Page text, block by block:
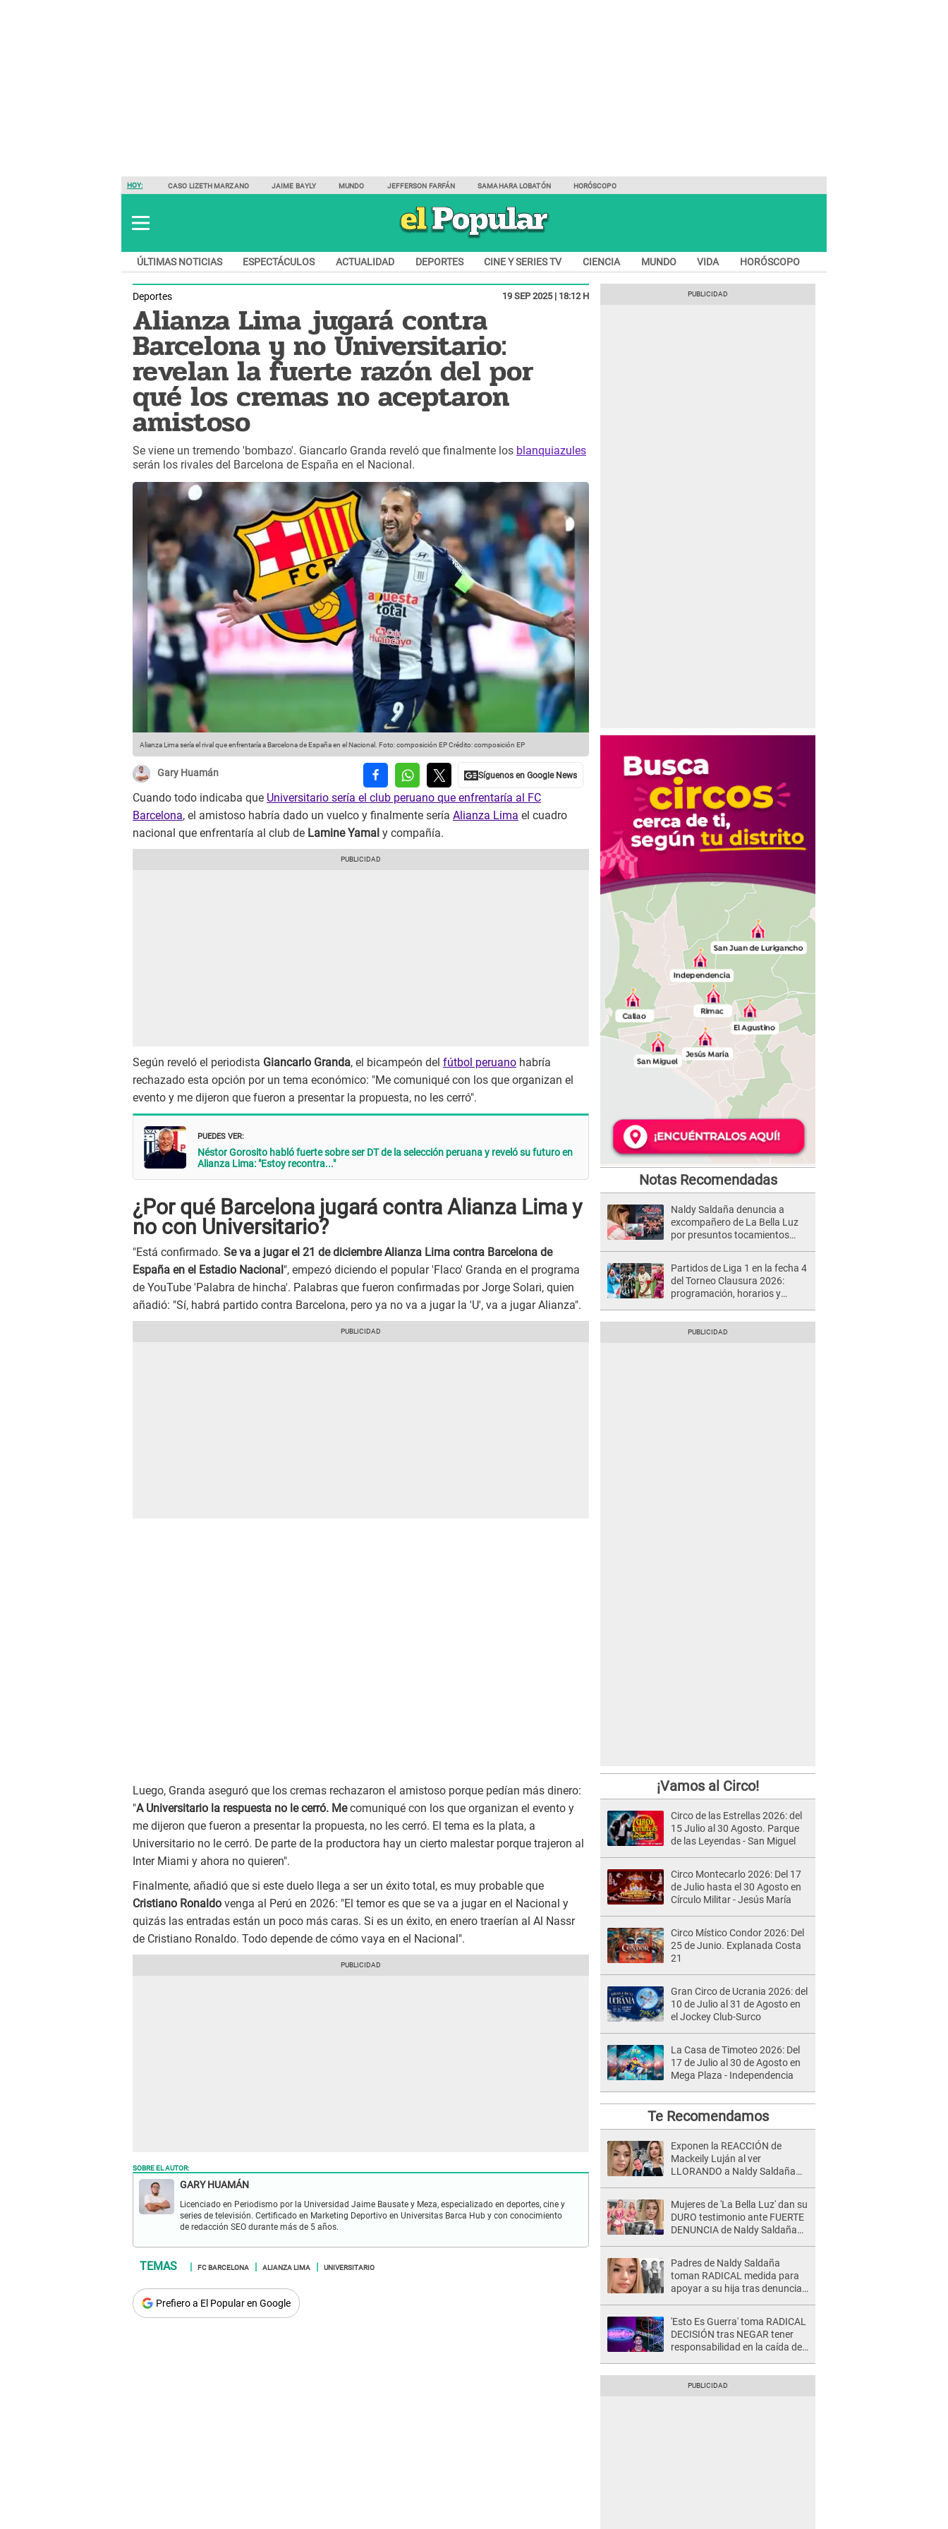
HOY: CASO LIZETH MARZANO JAIME BAYLY MUNDO JEFFERSON FARFÁN SAMAHARA LOBATÓN HORÓSCOPO
ÚLTIMAS NOTICIAS ESPECTÁCULOS ACTUALIDAD DEPORTES CINE Y SERIES TV CIENCIA MUNDO VIDA HORÓSCOPO
Deportes 19 SEP 2025 | 18:12 H
Alianza Lima jugará contra
Barcelona y no Universitario:
revelan la fuerte razón del por
qué los cremas no aceptaron
amistoso
Se viene un tremendo 'bombazo'. Giancarlo Granda reveló que finalmente los blanquiazules
serán los rivales del Barcelona de España en el Nacional.
Alianza Lima sería el rival que enfrentaría a Barcelona de España en el Nacional. Foto: composición EPCrédito: composición EP
Gary Huamán
Cuando todo indicaba que Universitario sería el club peruano que enfrentaría al FC
Barcelona, el amistoso habría dado un vuelco y finalmente sería Alianza Lima el cuadro
nacional que enfrentaría al club de Lamine Yamal y compañía.
Según reveló el periodista Giancarlo Granda, el bicampeón del fútbol peruano habría
rechazado esta opción por un tema económico: "Me comuniqué con los que organizan el
evento y me dijeron que fueron a presentar la propuesta, no les cerró".
PUEDES VER:
Néstor Gorosito habló fuerte sobre ser DT de la selección peruana y reveló su futuro en
Alianza Lima: "Estoy recontra..."
¿Por qué Barcelona jugará contra Alianza Lima y
no con Universitario?
"Está confirmado. Se va a jugar el 21 de diciembre Alianza Lima contra Barcelona de
España en el Estadio Nacional ", empezó diciendo el popular 'Flaco' Granda en el programa
de YouTube 'Palabra de hincha'. Palabras que fueron confirmadas por Jorge Solari, quien
añadió: "Sí, habrá partido contra Barcelona, pero ya no va a jugar la 'U', va a jugar Alianza".
Luego, Granda aseguró que los cremas rechazaron el amistoso porque pedían más dinero:
"A Universitario la respuesta no le cerró. Mecomuniqué con los que organizan el evento y
me dijeron que fueron a presentar la propuesta, no les cerró. El tema es la plata, a
Universitario no le cerró. De parte de la productora hay un cierto malestar porque trajeron al
Inter Miami y ahora no quieren".
Finalmente, añadió que si este duelo llega a ser un éxito total, es muy probable que
Cristiano Ronaldo venga al Perú en 2026: "El temor es que se va a jugar en el Nacional y
quizás las entradas están un poco más caras. Si es un éxito, en enero traerían al Al Nassr
de Cristiano Ronaldo. Todo depende de cómo vaya en el Nacional".
SOBRE EL AUTOR:
GARY HUAMÁN
Licenciado en Periodismo por la Universidad Jaime Bausate y Meza, especializado en deportes, cine y
series de televisión. Certificado en Marketing Deportivo en Universitas Barca Hub y con conocimiento
de redacción SEO durante más de 5 años.
FC BARCELONA ALIANZA LIMA UNIVERSITARIO
Prefiero a El Popular en Google
Notas Recomendadas
Naldy Saldaña denuncia a
excompañero de La Bella Luz
por presuntos tocamientos
Partidos de Liga 1 en la fecha 4
del Torneo Clausura 2026:
programación, horarios y
¡Vamos al Circo!
Circo de las Estrellas 2026: del
15 Julio al 30 Agosto. Parque
de las Leyendas - San Miguel
Circo Montecarlo 2026: Del 17
de Julio hasta el 30 Agosto en
Círculo Militar - Jesús María
Circo Místico Condor 2026: Del
25 de Junio. Explanada Costa
21
Gran Circo de Ucrania 2026: del
10 de Julio al 31 de Agosto en
el Jockey Club-Surco
La Casa de Timoteo 2026: Del
17 de Julio al 30 de Agosto en
Mega Plaza - Independencia
Te Recomendamos
Exponen la REACCIÓN de
Mackeily Luján al ver
LLORANDO a Naldy Saldaña
Mujeres de 'La Bella Luz' dan su
DURO testimonio ante FUERTE
DENUNCIA de Naldy Saldaña
Padres de Naldy Saldaña
toman RADICAL medida para
apoyar a su hija tras denuncia
quedar así"
'Esto Es Guerra' toma RADICAL
DECISIÓN tras NEGAR tener
responsabilidad en la caída de